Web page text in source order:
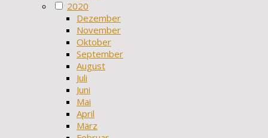
2020
Dezember
November
Oktober
September
August
Juli
Juni
Mai
April
März